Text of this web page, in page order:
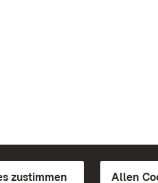
zustimmen Allen